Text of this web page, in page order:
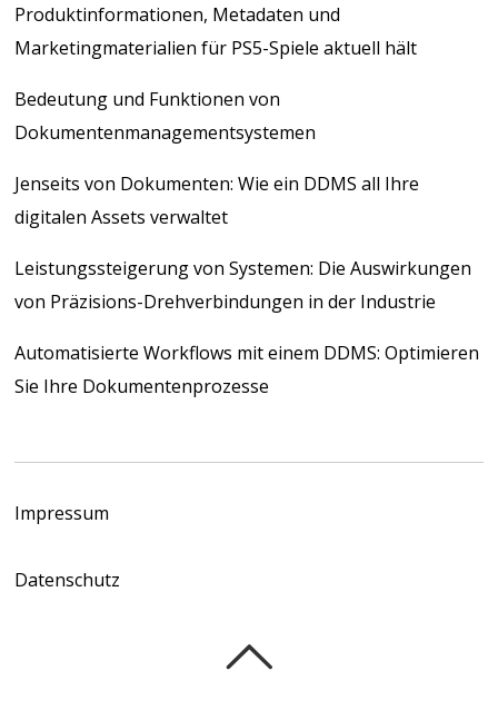
Produktinformationen, Metadaten und
Marketingmaterialien für PS5-Spiele aktuell hält
Bedeutung und Funktionen von
Dokumentenmanagementsystemen
Jenseits von Dokumenten: Wie ein DDMS all Ihre
digitalen Assets verwaltet
Leistungssteigerung von Systemen: Die Auswirkungen
von Präzisions-Drehverbindungen in der Industrie
Automatisierte Workflows mit einem DDMS: Optimieren
Sie Ihre Dokumentenprozesse
Impressum
Datenschutz